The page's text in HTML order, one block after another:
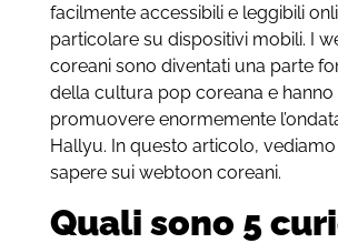
facilmente accessibili e leggibili
particolare su dispositivi mobili. I
coreani sono diventati una parte
della cultura pop coreana e
promuovere enormemente
Hallyu. In questo articolo,
sapere sui webtoon coreani.
Quali sono 5